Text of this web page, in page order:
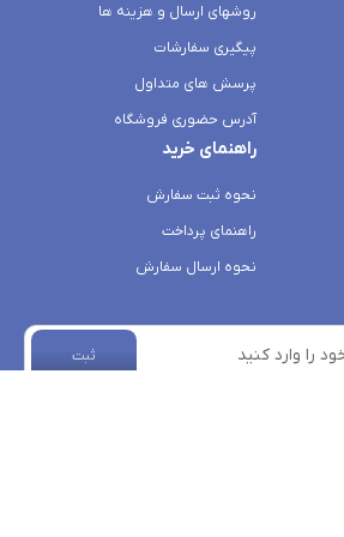
روشهای ارسال و هزینه ها
پیگیری سفارشات
پرسش های متداول
آدرس حضوری فروشگاه
راهنمای خرید
نحوه ثبت سفارش
راهنمای پرداخت
نحوه ارسال سفارش
ثبت